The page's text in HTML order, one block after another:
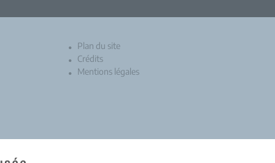
Plan du site
Crédits
Mentions légales